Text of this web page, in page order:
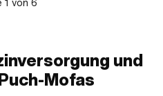
und
Mofas